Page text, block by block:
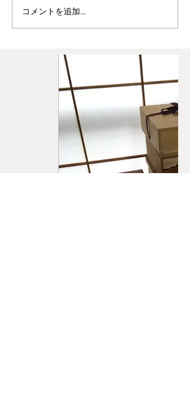
コメントを追加…